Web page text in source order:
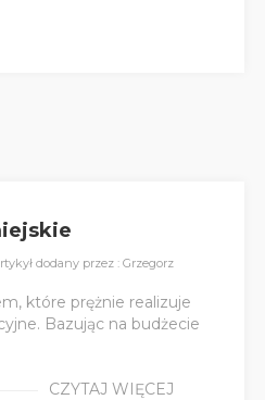
dodany przez : Grzegorz
które prężnie realizuje
Bazując na budżecie
CZYTAJ WIĘCEJ